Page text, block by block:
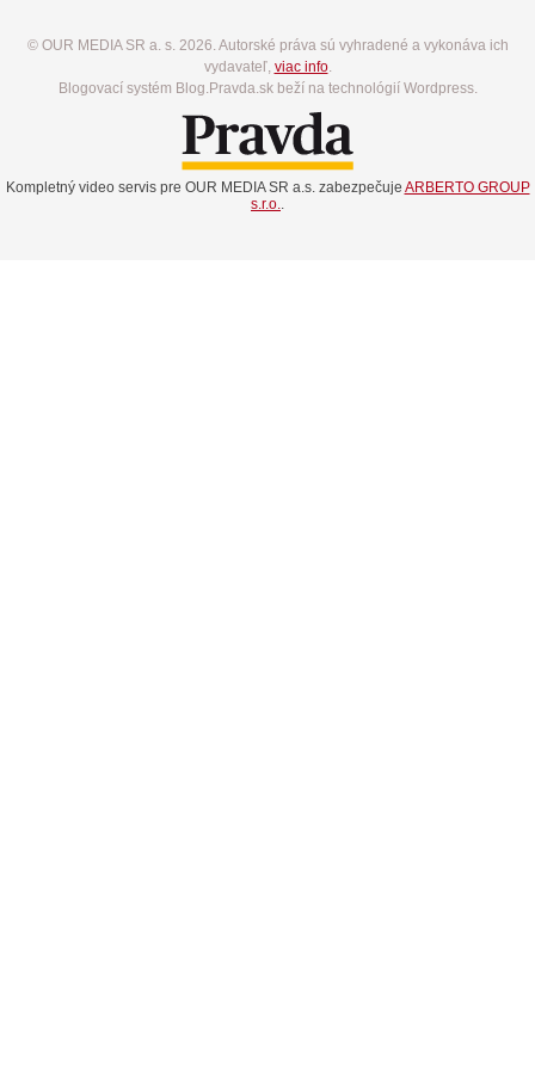
© OUR MEDIA SR a. s. 2026. Autorské práva sú vyhradené a vykonáva ich
vydavateľ, viac info.
Blogovací systém Blog.Pravda.sk beží na technológií Wordpress.
Kompletný video servis pre OUR MEDIA SR a.s. zabezpečuje ARBERTO GROUP
s.r.o..